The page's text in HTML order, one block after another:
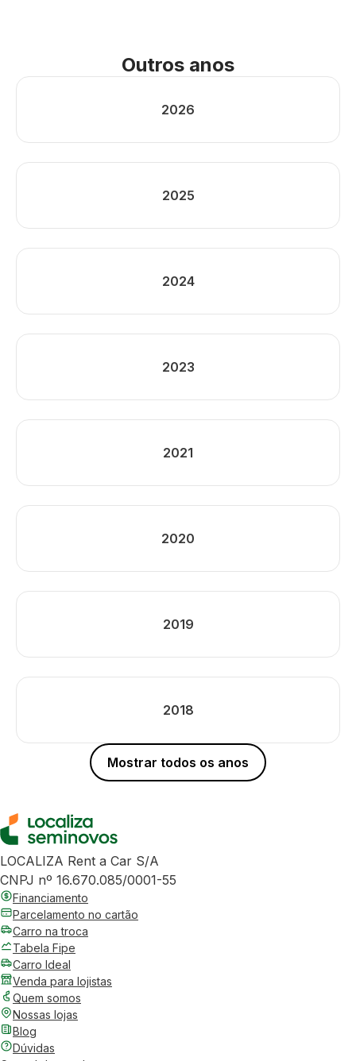
Outros anos
2026
2025
2024
2023
2021
2020
2019
2018
Mostrar todos os anos
LOCALIZA Rent a Car S/A
CNPJ nº 16.670.085/0001-55
Financiamento
Parcelamento no cartão
Carro na troca
Tabela Fipe
Carro Ideal
Venda para lojistas
Quem somos
Nossas lojas
Blog
Dúvidas